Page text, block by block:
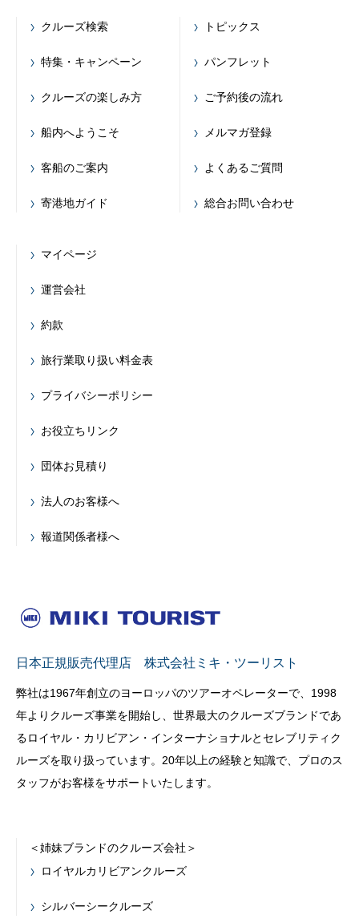
クルーズ検索
特集・キャンペーン
クルーズの楽しみ方
船内へようこそ
客船のご案内
寄港地ガイド
トピックス
パンフレット
ご予約後の流れ
メルマガ登録
よくあるご質問
総合お問い合わせ
マイページ
運営会社
約款
旅行業取り扱い料金表
プライバシーポリシー
お役立ちリンク
団体お見積り
法人のお客様へ
報道関係者様へ
日本正規販売代理店 株式会社ミキ・ツーリスト
弊社は1967年創立のヨーロッパのツアーオペレーターで、1998
年よりクルーズ事業を開始し、世界最大のクルーズブランドであ
るロイヤル・カリビアン・インターナショナルとセレブリティク
ルーズを取り扱っています。20年以上の経験と知識で、プロのス
タッフがお客様をサポートいたします。
＜姉妹ブランドのクルーズ会社＞
ロイヤルカリビアンクルーズ
シルバーシークルーズ